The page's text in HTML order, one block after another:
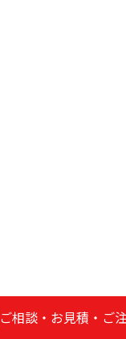
ご相談・お見積・ご